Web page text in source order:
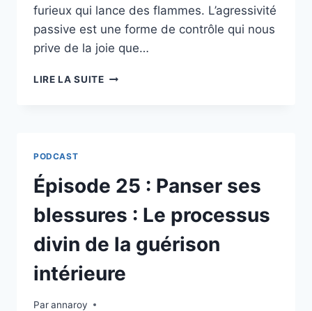
furieux qui lance des flammes. L’agressivité
passive est une forme de contrôle qui nous
prive de la joie que…
LIRE LA SUITEÉPISODE
DITS
:
GUIDE
CHRÉTIEN
POUR
SORTIR
PODCAST
Épisode 25 : Panser ses
blessures : Le processus
divin de la guérison
intérieure
Parannaroy